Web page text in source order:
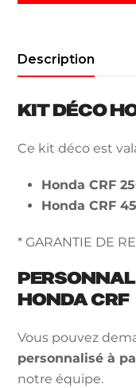
Description
KIT DÉCO
Ce kit déco est
Honda CRF
Honda CRF
* GARANTIE DE
HONDA CRF
Vous pouvez
personnalisé à
notre équipe.